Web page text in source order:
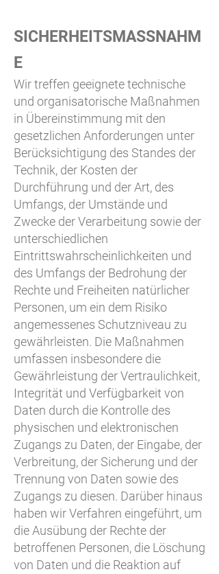
SICHERHEITSMASSNAHM
E
Wir treffen geeignete technische
und organisatorische Maßnahmen
in Übereinstimmung mit den
gesetzlichen Anforderungen unter
Berücksichtigung des Standes der
Technik, der Kosten der
Durchführung und der Art, des
Umfangs, der Umstände und
Zwecke der Verarbeitung sowie der
unterschiedlichen
Eintrittswahrscheinlichkeiten und
des Umfangs der Bedrohung der
Rechte und Freiheiten natürlicher
Personen, um ein dem Risiko
angemessenes Schutzniveau zu
gewährleisten. Die Maßnahmen
umfassen insbesondere die
Gewährleistung der Vertraulichkeit,
Integrität und Verfügbarkeit von
Daten durch die Kontrolle des
physischen und elektronischen
Zugangs zu Daten, der Eingabe, der
Verbreitung, der Sicherung und der
Trennung von Daten sowie des
Zugangs zu diesen. Darüber hinaus
haben wir Verfahren eingeführt, um
die Ausübung der Rechte der
betroffenen Personen, die Löschung
von Daten und die Reaktion auf